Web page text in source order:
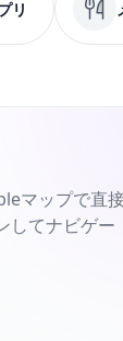
リ
マップで直
してナビゲー